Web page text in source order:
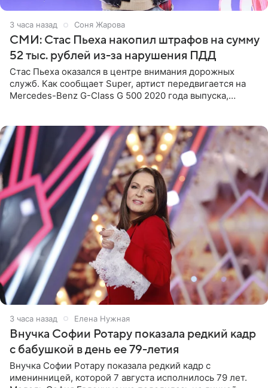
3 часа назад Соня Жарова
СМИ: Стас Пьеха накопил штрафов на сумму
52 тыс. рублей из-за нарушения ПДД
Стас Пьеха оказался в центре внимания дорожных
служб. Как сообщает Super, артист передвигается на
Mercedes-Benz G-Class G 500 2020 года выпуска,
3 часа назад Елена Нужная
Внучка Софии Ротару показала редкий кадр
с бабушкой в день ее 79-летия
Внучка Софии Ротару показала редкий кадр с
именинницей, которой 7 августа исполнилось 79 лет.